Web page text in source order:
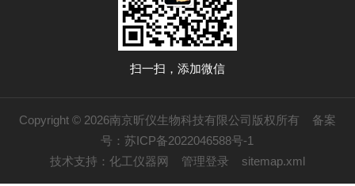
扫一扫，添加微信
Copyright © 2026南京昕仪生物科技有限公司版权所有 备案
号：苏ICP备2022046588号-1
技术支持： 化工仪器网 管理登录 sitemap.xml